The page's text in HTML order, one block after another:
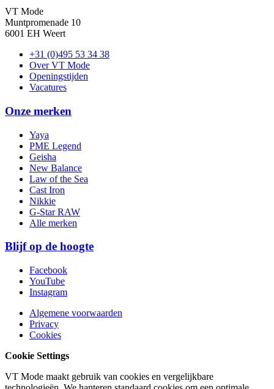
VT Mode
Muntpromenade 10
6001 EH Weert
+31 (0)495 53 34 38
Over VT Mode
Openingstijden
Vacatures
Onze merken
Yaya
PME Legend
Geisha
New Balance
Law of the Sea
Cast Iron
Nikkie
G-Star RAW
Alle merken
Blijf op de hoogte
Facebook
YouTube
Instagram
Algemene voorwaarden
Privacy
Cookies
Cookie Settings
VT Mode maakt gebruik van cookies en vergelijkbare